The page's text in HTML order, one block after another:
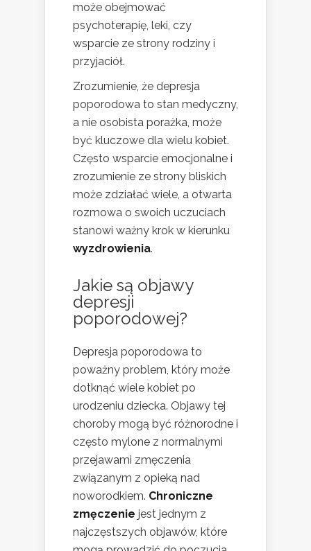
może obejmować
psychoterapię, leki, czy
wsparcie ze strony rodziny i
przyjaciół.
Zrozumienie, że depresja
poporodowa to stan medyczny,
a nie osobista porażka, może
być kluczowe dla wielu kobiet.
Często wsparcie emocjonalne i
zrozumienie ze strony bliskich
może zdziałać wiele, a otwarta
rozmowa o swoich uczuciach
stanowi ważny krok w kierunku
wyzdrowienia.
Jakie są objawy
depresji
poporodowej?
Depresja poporodowa to
poważny problem, który może
dotknąć wiele kobiet po
urodzeniu dziecka. Objawy tej
choroby mogą być różnorodne i
często mylone z normalnymi
przejawami zmęczenia
związanym z opieką nad
noworodkiem. Chroniczne
zmęczenie jest jednym z
najczęstszych objawów, które